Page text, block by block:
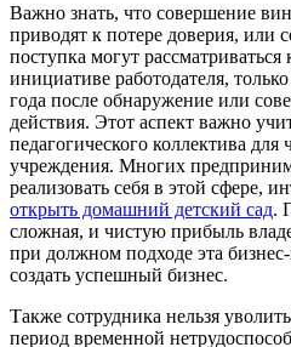
Важно знать, что совершение
приводят к потере доверия, или
поступка могут
инициативе работодателя,
года после обнаружение или
действия. Этот аспект важно
педагогического коллектива для
учреждения. Многих
реализовать себя в этой сфере,
открыть домашний детский сад.
сложная, и чистую прибыль
при должном подходе эта
создать успешный бизнес.
Также сотрудника нельзя
период временной